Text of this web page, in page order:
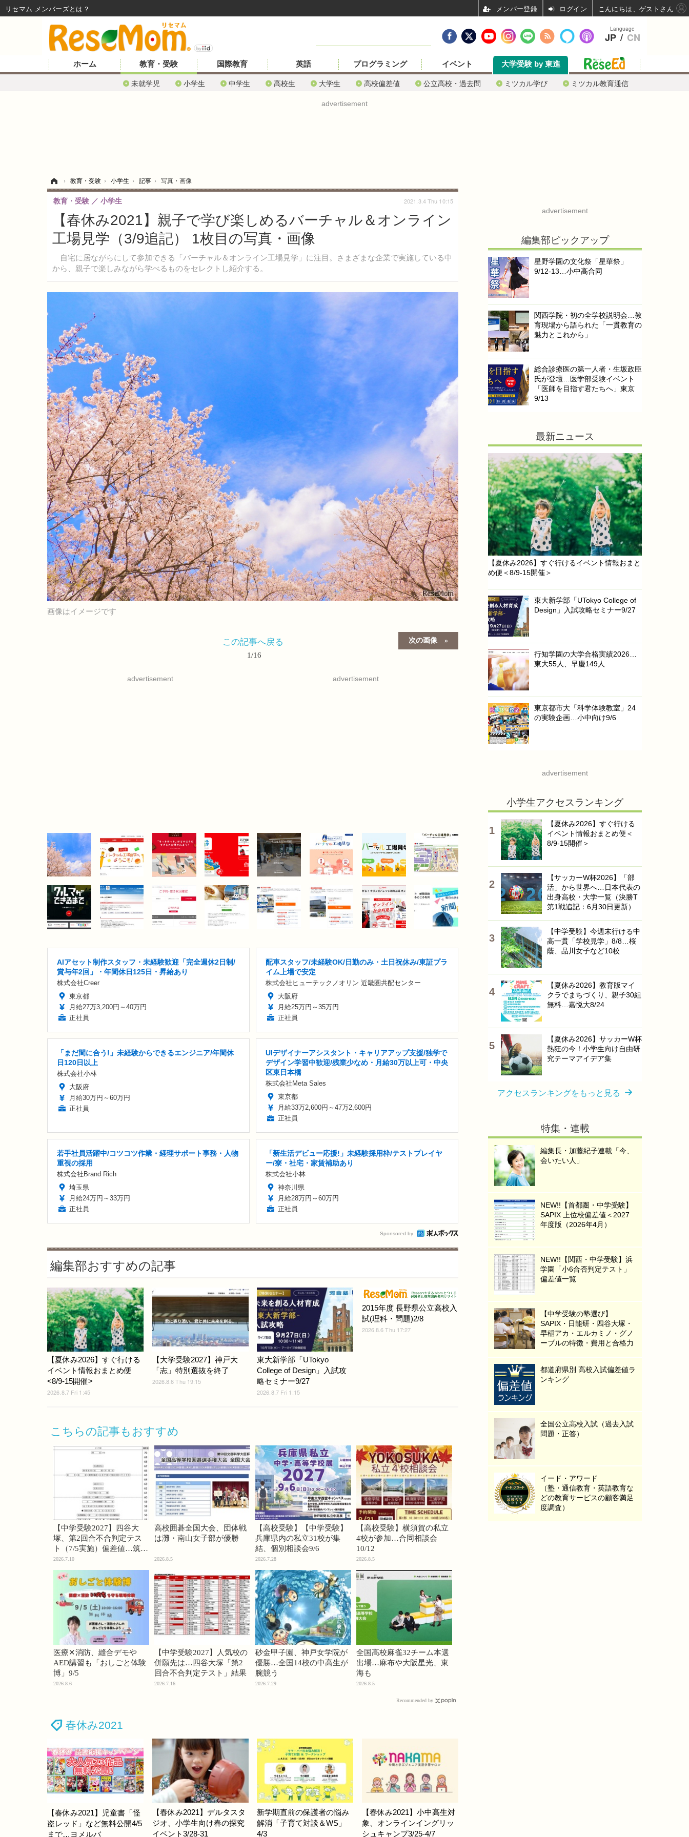
ホーム 教育・受験
未就学児 小学生 中学生 高校生 大学生 高校偏差値 公立高校・過去問 ミツカル学び ミツカル教育通信
国際教育 英語 プログラミング イベント 大学受験 by 東進
advertisement
› 教育・受験 › 小学生 › 記事 › 写真・画像
【春休み2021】親子で学び楽しめるバーチャル＆オンライン
工場見学（3/9追記） 1枚目の写真・画像
自宅に居ながらにして参加できる「バーチャル＆オンライン工場見学」に注目。さまざまな企業で実施している中
から、親子で楽しみながら学べるものをセレクトし紹介する。
教育・受験 小学生 2021.3.4 Thu 10:15
画像はイメージです
次の画像
この記事へ戻る
1/16
advertisement advertisement
AIアセット制作スタッフ・未経験歓迎「完全週休2日制/
賞与年2回」・年間休日125日・昇給あり
株式会社Creer
東京都
月給27万3,200円～40万円
正社員
配車スタッフ/未経験OK/日勤のみ・土日祝休み/東証プラ
イム上場で安定
株式会社ヒューテックノオリン 近畿圏共配センター
大阪府
月給25万円～35万円
正社員
「まだ間に合う!」未経験からできるエンジニア/年間休
日120日以上
株式会社小林
大阪府
月給30万円～60万円
正社員
UIデザイナーアシスタント・キャリアアップ支援/独学で
デザイン学習中歓迎/残業少なめ・月給30万以上可・中央
区東日本橋
株式会社Meta Sales
東京都
月給33万2,600円～47万2,600円
正社員
若手社員活躍中/コツコツ作業・経理サポート事務・人物
重視の採用
株式会社Brand Rich
埼玉県
月給24万円～33万円
正社員
「新生活デビュー応援!」未経験採用枠/テストプレイヤ
ー/寮・社宅・家賃補助あり
株式会社小林
神奈川県
月給28万円～60万円
正社員
Sponsored by
編集部おすすめの記事
【夏休み2026】すぐ行ける
イベント情報おまとめ便
<8/9-15開催>
2026.8.7 Fri 1:45
【大学受験2027】神戸大
「志」特別選抜を終了
2026.8.6 Thu 19:15
東大新学部「UTokyo
College of Design」入試攻
略セミナー9/27
2026.8.7 Fri 1:15
2015年度 長野県公立高校入
試(理科・問題)2/8
2026.8.6 Thu 17:27
こちらの記事もおすすめ
【中学受験2027】四谷大
塚、第2回合不合判定テス
ト（7/5実施）偏差値…筑駒
74・桜蔭70＜PR＞
2026.7.10
高校囲碁全国大会、団体戦
は灘・南山女子部が優勝
2026.8.5
【高校受験】【中学受験】
兵庫県内の私立31校が集
結、個別相談会9/6
2026.7.28
【高校受験】横須賀の私立
4校が参加…合同相談会
10/12
2026.8.5
医療✕消防、縫合デモや
AED講習も「おしごと体験
博」9/5
2026.8.6
【中学受験2027】人気校の
併願先は…四谷大塚「第2
回合不合判定テスト」結果
2026.7.16
砂金甲子園、神戸女学院が
優勝…全国14校の中高生が
腕競う
2026.7.29
全国高校麻雀32チーム本選
出場…麻布や大阪星光、東
海も
2026.8.5
Recommended by
春休み2021
【春休み2021】児童書「怪
盗レッド」など無料公開4/5
まで…ヨメルバ
【春休み2021】デルタスタ
ジオ、小学生向け春の探究
イベント3/28-31
新学期直前の保護者の悩み
解消「子育て対談＆WS」
4/3
【春休み2021】小中高生対
象、オンラインイングリッ
シュキャンプ3/25-4/7
advertisement
編集部ピックアップ
星野学園の文化祭「星華祭」
9/12-13…小中高合同
関西学院・初の全学校説明会…教
育現場から語られた「一貫教育の
魅力とこれから」
総合診療医の第一人者・生坂政臣
氏が登壇…医学部受験イベント
「医師を目指す君たちへ」東京
9/13
最新ニュース
【夏休み2026】すぐ行けるイベント情報おまと
め便＜8/9-15開催＞
東大新学部「UTokyo College of
Design」入試攻略セミナー9/27
行知学園の大学合格実績2026…
東大55人、早慶149人
東京都市大「科学体験教室」24
の実験企画…小中向け9/6
advertisement
小学生アクセスランキング
【夏休み2026】すぐ行ける
イベント情報おまとめ便＜
8/9-15開催＞
【サッカーW杯2026】「部
活」から世界へ…日本代表の
出身高校・大学一覧（決勝T
第1戦追記：6月30日更新）
【中学受験】今週末行ける中
高一貫「学校見学」8/8…桜
蔭、品川女子など10校
【夏休み2026】教育版マイ
クラでまちづくり、親子30組
無料…嘉悦大8/24
【夏休み2026】サッカーW杯
熱狂の今！小学生向け自由研
究テーマアイデア集
アクセスランキングをもっと見る
特集・連載
編集長・加藤紀子連載「今、
会いたい人」
NEW!!【首都圏・中学受験】
SAPIX 上位校偏差値＜2027
年度版（2026年4月）
NEW!!【関西・中学受験】浜
学園「小6合否判定テスト」
偏差値一覧
【中学受験の塾選び】
SAPIX・日能研・四谷大塚・
早稲アカ・エルカミノ・グノ
ーブルの特徴・費用と合格力
都道府県別 高校入試偏差値ラ
ンキング
全国公立高校入試（過去入試
問題・正答）
イード・アワード
（塾・通信教育・英語教育な
どの教育サービスの顧客満足
度調査）
Language
JP / CN
リセマム メンバーズ ログイン こんにちは、ゲストさん